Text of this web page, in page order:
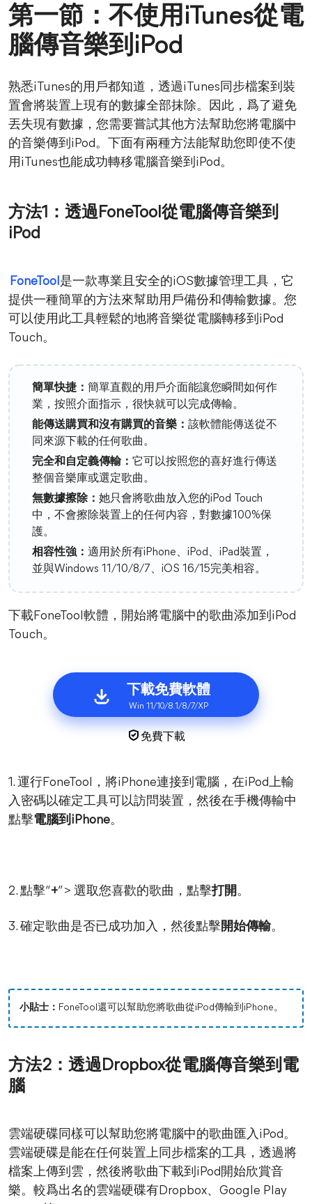
第一節：不使用iTunes從電
腦傳音樂到iPod
熟悉iTunes的用戶都知道，透過iTunes同步檔案到裝
置會將裝置上現有的數據全部抹除。因此，爲了避免
丟失現有數據，您需要嘗試其他方法幫助您將電腦中
的音樂傳到iPod。下面有兩種方法能幫助您即使不使
用iTunes也能成功轉移電腦音樂到iPod。
方法1：透過FoneTool從電腦傳音樂到
iPod
FoneTool是一款專業且安全的iOS數據管理工具，它
提供一種簡單的方法來幫助用戶備份和傳輸數據。您
可以使用此工具輕鬆的地將音樂從電腦轉移到iPod
Touch。
簡單快捷： 簡單直觀的用戶介面能讓您瞬間如何作
業，按照介面指示，很快就可以完成傳輸。
能傳送購買和沒有購買的音樂： 該軟體能傳送從不
同來源下載的任何歌曲。
完全和自定義傳輸： 它可以按照您的喜好進行傳送
整個音樂庫或選定歌曲。
無數據擦除： 她只會將歌曲放入您的iPod Touch
中，不會擦除裝置上的任何内容，對數據100%保
護。
相容性強： 適用於所有iPhone、iPod、iPad裝置，
並與Windows 11/10/8/7、iOS 16/15完美相容。
下載FoneTool軟體，開始將電腦中的歌曲添加到iPod
Touch。
下載免費軟體
Win 11/10/8.1/8/7/XP
免費下載
1. 運行FoneTool，將iPhone連接到電腦，在iPod上輸
入密碼以確定工具可以訪問裝置，然後在手機傳輸中
點擊電腦到iPhone。
2. 點擊“+” > 選取您喜歡的歌曲，點擊打開。
3. 確定歌曲是否已成功加入，然後點擊開始傳輸。
小貼士： FoneTool還可以幫助您將歌曲從iPod傳輸到iPhone。
方法2：透過Dropbox從電腦傳音樂到電
腦
雲端硬碟同樣可以幫助您將電腦中的歌曲匯入iPod。
雲端硬碟是能在任何裝置上同步檔案的工具，透過將
檔案上傳到雲，然後將歌曲下載到iPod開始欣賞音
樂。較爲出名的雲端硬碟有Dropbox、Google Play